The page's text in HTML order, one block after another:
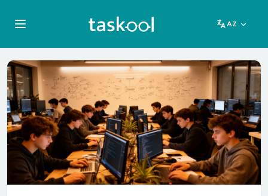
AZ